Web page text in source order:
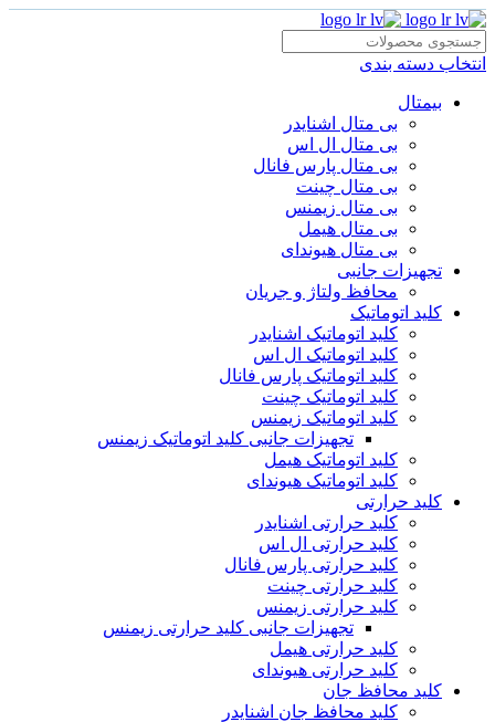
انتخاب دسته بندی
بیمتال
بی متال اشنایدر
بی متال ال اس
بی متال پارس فانال
بی متال چینت
بی متال زیمنس
بی متال هیمل
بی متال هیوندای
تجهیزات جانبی
محافظ ولتاژ و‌ جریان
کلید اتوماتیک
کلید اتوماتیک اشنایدر
کلید اتوماتیک ال اس
کلید اتوماتیک پارس فانال
کلید اتوماتیک چینت
کلید اتوماتیک زیمنس
تجهیزات جانبی کلید اتوماتیک زیمنس
کلید اتوماتیک هیمل
کلید اتوماتیک هیوندای
کلید حرارتی
کلید حرارتی اشنایدر
کلید حرارتی ال اس
کلید حرارتی پارس فانال
کلید حرارتی چینت
کلید حرارتی زیمنس
تجهیزات جانبی کلید حرارتی زیمنس
کلید حرارتی هیمل
کلید حرارتی هیوندای
کلید محافظ جان
کلید محافظ جان اشنایدر